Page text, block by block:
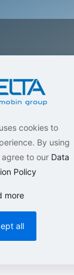
صنعتی کاوه،
info[at]Delta-
cookies to
By using
to our Data
Policy
more
all